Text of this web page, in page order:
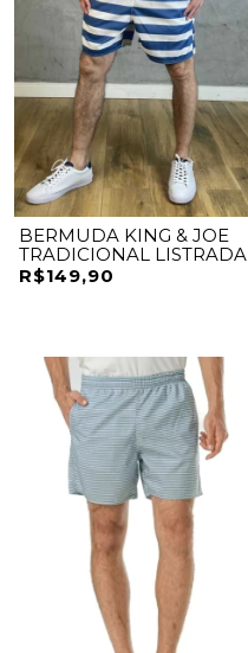
BERMUDA KING & JOE
TRADICIONAL LISTRADA
R$149,90